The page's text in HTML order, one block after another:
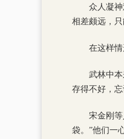
众人凝
相差颇远，只
在这样
武林中
存得不好，
宋金刚
袋。”他们一